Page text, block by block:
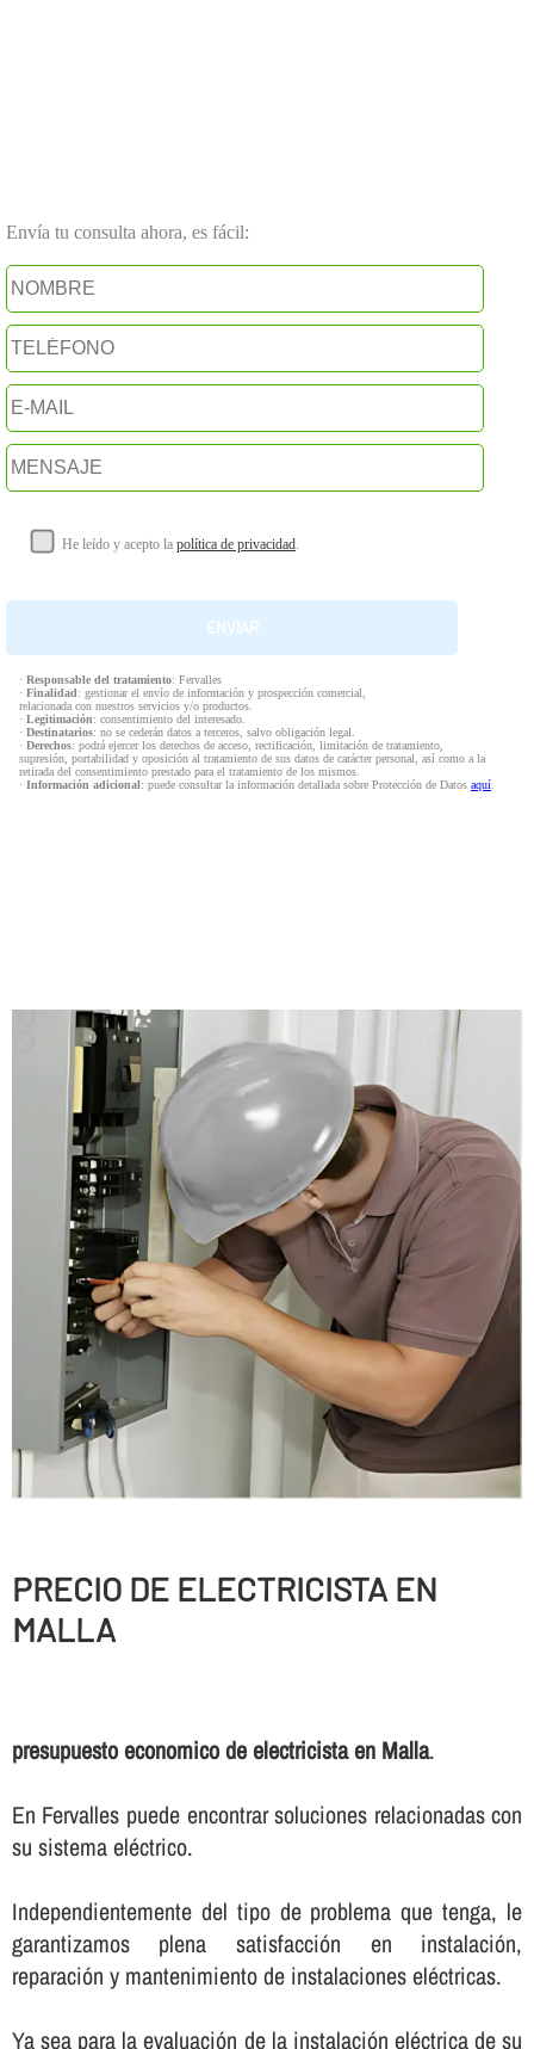
Envía tu consulta ahora, es fácil:
He leído y acepto la política de privacidad.
· Responsable del tratamiento: Fervalles
· Finalidad: gestionar el envío de información y prospección comercial,
relacionada con nuestros servicios y/o productos.
· Legitimación: consentimiento del interesado.
· Destinatarios: no se cederán datos a terceros, salvo obligación legal.
· Derechos: podrá ejercer los derechos de acceso, rectificación, limitación de tratamiento,
supresión, portabilidad y oposición al tratamiento de sus datos de carácter personal, así como a la
retirada del consentimiento prestado para el tratamiento de los mismos.
· Información adicional: puede consultar la información detallada sobre Protección de Datos aquí.
PRECIO DE ELECTRICISTA EN
MALLA
presupuesto economico de electricista en Malla.
En Fervalles puede encontrar soluciones relacionadas con
su sistema eléctrico.
Independientemente del tipo de problema que tenga, le
garantizamos plena satisfacción en instalación,
reparación y mantenimiento de instalaciones eléctricas.
Ya sea para la evaluación de la instalación eléctrica de su